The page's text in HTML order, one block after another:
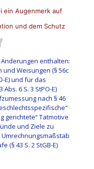
ein Augenmerk auf
und dem Schutz
enthalten:
Weisungen (§ 56c
E) und für das
6 S. 3 StPO-E)
nach § 46
gerichtete“ Tatmotive
und Ziele zu
(§ 43 S. 2 StGB-E)